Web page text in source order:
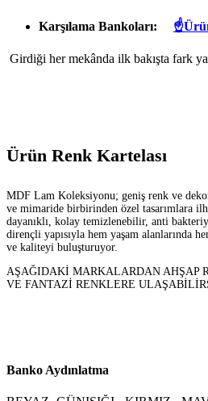
Karşılama Bankoları:
Girdiği her mekânda ilk bakışta fark
Ürün Renk Kartelası
MDF Lam Koleksiyonu; geniş renk ve
ve mimaride birbirinden özel tasarımlara
dayanıklı, kolay temizlenebilir, anti
dirençli yapısıyla hem yaşam alanlarında
ve kaliteyi buluşturuyor.
AŞAĞIDAKİ MARKALARDAN AHŞAP
VE FANTAZİ RENKLERE
Banko Aydınlatma